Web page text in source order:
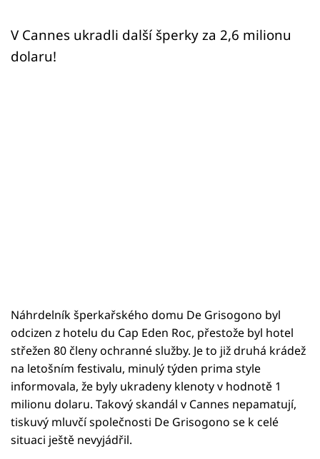
Sledujte nás
V Cannes ukradli další šperky za 2,6 milionu
dolaru!
Náhrdelník šperkařského domu De Grisogono byl
odcizen z hotelu du Cap Eden Roc, přestože byl hotel
střežen 80 členy ochranné služby. Je to již druhá krádež
na letošním festivalu, minulý týden prima style
informovala, že byly ukradeny klenoty v hodnotě 1
milionu dolaru. Takový skandál v Cannes nepamatují,
tiskuvý mluvčí společnosti De Grisogono se k celé
situaci ještě nevyjádřil.